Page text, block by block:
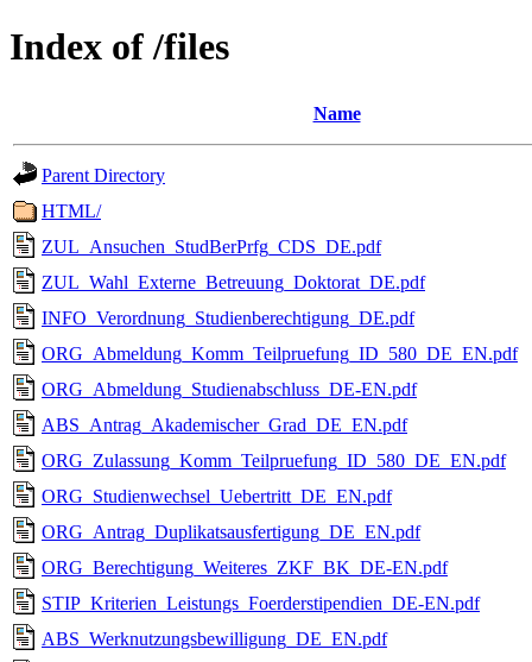
Index of /files
Name
Parent Directory
HTML/
ZUL_Ansuchen_StudBerPrfg_CDS_DE.pdf
ZUL_Wahl_Externe_Betreuung_Doktorat_DE.pdf
INFO_Verordnung_Studienberechtigung_DE.pdf
ORG_Abmeldung_Komm_Teilpruefung_ID_580_DE_EN.pdf
ORG_Abmeldung_Studienabschluss_DE-EN.pdf
ABS_Antrag_Akademischer_Grad_DE_EN.pdf
ORG_Zulassung_Komm_Teilpruefung_ID_580_DE_EN.pdf
ORG_Studienwechsel_Uebertritt_DE_EN.pdf
ORG_Antrag_Duplikatsausfertigung_DE_EN.pdf
ORG_Berechtigung_Weiteres_ZKF_BK_DE-EN.pdf
STIP_Kriterien_Leistungs_Foerderstipendien_DE-EN.pdf
ABS_Werknutzungsbewilligung_DE_EN.pdf